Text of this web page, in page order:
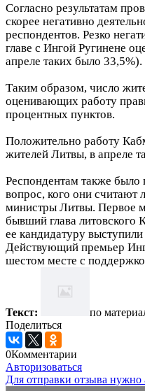
Согласно результатам
скорее негативно
респондентов. Резко
главе с Ингой Ругинене
апреле таких было 33,5%).
Таким образом, число
оценивающих работу
процентных пунктов.
Положительно работу
жителей Литвы, в апреле
Респондентам также было
вопрос, кого они
министры Литвы. Первое
бывший глава
ее кандидатуру
Действующий премьер
шестом месте с
Текст:
по
Поделиться
0Комментарии
Авторизоваться
Для отправки отзыва нужно